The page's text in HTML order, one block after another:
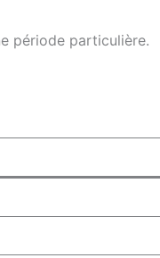
période particulière.